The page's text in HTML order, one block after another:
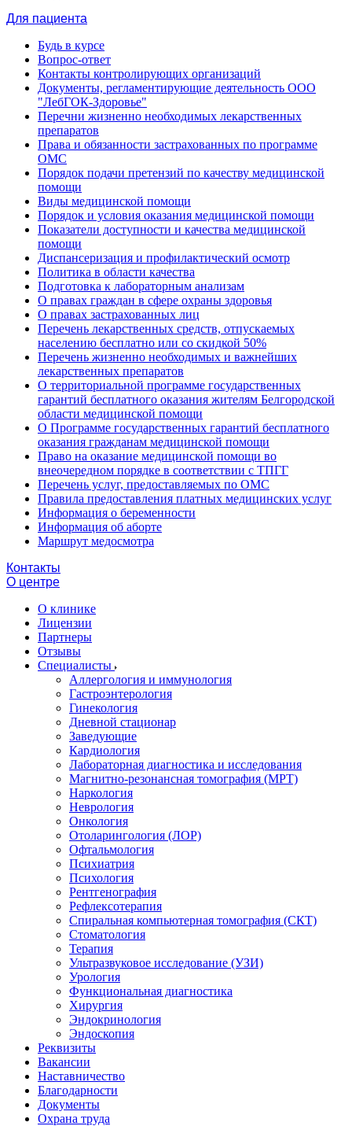
Для пациента
Будь в курсе
Вопрос-ответ
Контакты контролирующих организаций
Документы, регламентирующие деятельность ООО
"ЛебГОК-Здоровье"
Перечни жизненно необходимых лекарственных
препаратов
Права и обязанности застрахованных по программе
ОМС
Порядок подачи претензий по качеству медицинской
помощи
Виды медицинской помощи
Порядок и условия оказания медицинской помощи
Показатели доступности и качества медицинской
помощи
Диспансеризация и профилактический осмотр
Политика в области качества
Подготовка к лабораторным анализам
О правах граждан в сфере охраны здоровья
О правах застрахованных лиц
Перечень лекарственных средств, отпускаемых
населению бесплатно или со скидкой 50%
Перечень жизненно необходимых и важнейших
лекарственных препаратов
О территориальной программе государственных
гарантий бесплатного оказания жителям Белгородской
области медицинской помощи
О Программе государственных гарантий бесплатного
оказания гражданам медицинской помощи
Право на оказание медицинской помощи во
внеочередном порядке в соответствии с ТПГГ
Перечень услуг, предоставляемых по ОМС
Правила предоставления платных медицинских услуг
Информация о беременности
Информация об аборте
Маршрут медосмотра
Контакты
О центре
О клинике
Лицензии
Партнеры
Отзывы
Специалисты
Аллергология и иммунология
Гастроэнтерология
Гинекология
Дневной стационар
Заведующие
Кардиология
Лабораторная диагностика и исследования
Магнитно-резонансная томография (МРТ)
Наркология
Неврология
Онкология
Отоларингология (ЛОР)
Офтальмология
Психиатрия
Психология
Рентгенография
Рефлексотерапия
Спиральная компьютерная томография (СКТ)
Стоматология
Терапия
Ультразвуковое исследование (УЗИ)
Урология
Функциональная диагностика
Хирургия
Эндокринология
Эндоскопия
Реквизиты
Вакансии
Наставничество
Благодарности
Документы
Охрана труда